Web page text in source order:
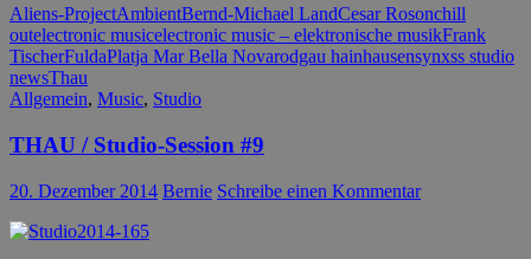
Aliens-ProjectAmbientBernd-Michael LandCesar Rosonchill
outelectronic musicelectronic music – elektronische musikFrank
TischerFuldaPlatja Mar Bella Novarodgau hainhausensynxss studio
newsThau
Allgemein, Music, Studio
THAU / Studio-Session #9
20. Dezember 2014 Bernie Schreibe einen Kommentar